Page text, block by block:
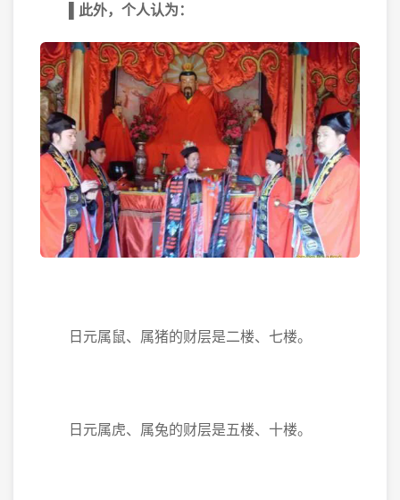
此外，个人认为：
日元属鼠、属猪的财层是二楼、七楼。
日元属虎、属兔的财层是五楼、十楼。